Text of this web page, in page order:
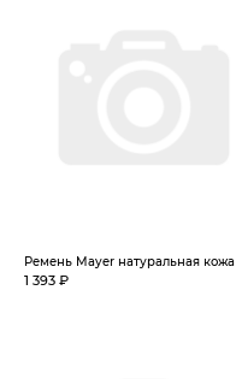
Ремень Mayer натуральная кожа
1 393 ₽